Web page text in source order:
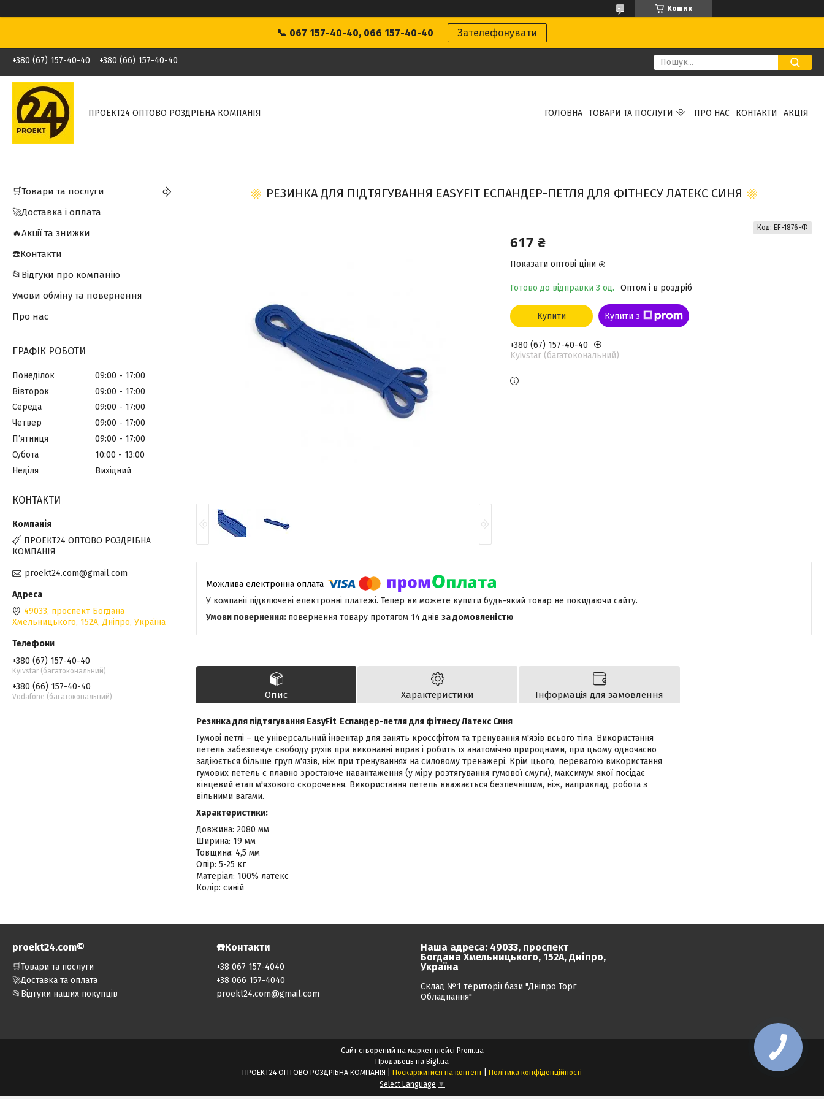
Кошик
📞 067 157-40-40, 066 157-40-40 Зателефонувати
+380 (67) 157-40-40 +380 (66) 157-40-40
ПРОЕКТ24 ОПТОВО РОЗДРІБНА КОМПАНІЯ ГОЛОВНА ТОВАРИ ТА ПОСЛУГИ ПРО НАС КОНТАКТИ АКЦІЯ
РЕЗИНКА ДЛЯ ПІДТЯГУВАННЯ EASYFIT ЕСПАНДЕР-ПЕТЛЯ ДЛЯ ФІТНЕСУ ЛАТЕКС СИНЯ
617 ₴
Показати оптові ціни
Готово до відправки 3 од. Оптом і в роздріб
Код: EF-1876-Ф
Купити Купити з
+380 (67) 157-40-40
Kyivstar (багатокональний)
У компанії підключені електронні платежі. Тепер ви можете купити будь-який товар не покидаючи сайту.
повернення товару протягом 14 днів за домовленістю
Опис Характеристики Інформація для замовлення
Резинка для підтягування EasyFit Еспандер-петля для фітнесу Латекс Синя
Гумові петлі – це універсальний інвентар для занять кроссфітом та тренування м'язів всього тіла. Використання
петель забезпечує свободу рухів при виконанні вправ і робить їх анатомічно природними, при цьому одночасно
задіюється більше груп м'язів, ніж при тренуваннях на силовому тренажері. Крім цього, перевагою використання
гумових петель є плавно зростаюче навантаження (у міру розтягування гумової смуги), максимум якої посідає
кінцевий етап м'язового скорочення. Використання петель вважається безпечнішим, ніж, наприклад, робота з
вільними вагами.
Характеристики:
Довжина: 2080 мм
Ширина: 19 мм
Товщина: 4,5 мм
Опір: 5-25 кг
Матеріал: 100% латекс
Колір: синій
🛒Товари та послуги
🚀Доставка і оплата
🔥Акції та знижки
☎️Контакти
📂Відгуки про компанію
Умови обміну та повернення
Про нас
ГРАФІК РОБОТИ
Понеділок 09:00
17:00
Вівторок
09:00
17:00
Середа
09:00
17:00
Четвер
09:00
17:00
Пʼятниця
09:00
17:00
Субота
10:00
13:00
Неділя
Вихідний
КОНТАКТИ
ПРОЕКТ24 ОПТОВО РОЗДРІБНА
КОМПАНІЯ
proekt24.com@gmail.com
49033, проспект Богдана
Хмельницького, 152А, Дніпро, Україна
+380 (67) 157-40-40
Kyivstar (багатокональний)
+380 (66) 157-40-40
Vodafone (багатокональний)
proekt24.com©️
🛒Товари та послуги
🚀Доставка та оплата
📂Відгуки наших покупців
☎️Контакти
+38 067 157-4040
+38 066 157-4040
proekt24.com@gmail.com
Наша адреса: 49033, проспект
Богдана Хмельницького, 152А, Дніпро,
Україна
Склад №1 території бази "Дніпро Торг
Обладнання"
Сайт створений на маркетплейсі Prom.ua
Продавець на Bigl.ua
Поскаржитися на контент
Політика конфіденційності
Select Language ▼